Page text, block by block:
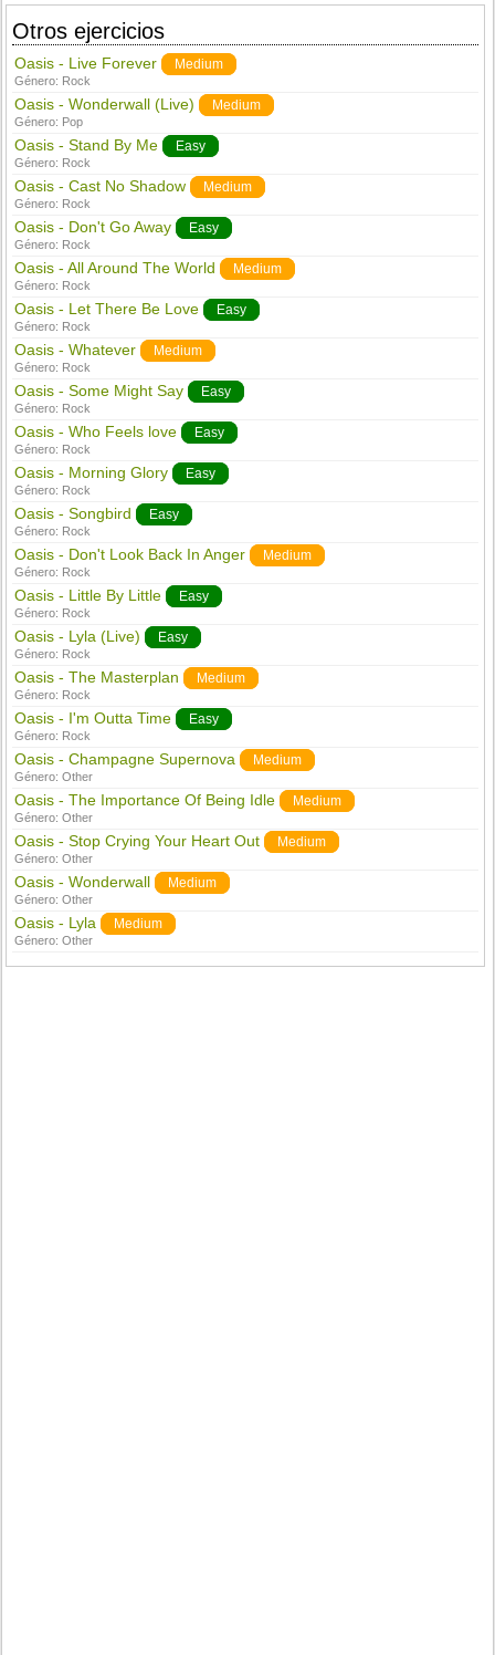
Otros ejercicios
Oasis - Live Forever Medium
Género: Rock
Oasis - Wonderwall (Live) Medium
Género: Pop
Oasis - Stand By Me Easy
Género: Rock
Oasis - Cast No Shadow Medium
Género: Rock
Oasis - Don't Go Away Easy
Género: Rock
Oasis - All Around The World Medium
Género: Rock
Oasis - Let There Be Love Easy
Género: Rock
Oasis - Whatever Medium
Género: Rock
Oasis - Some Might Say Easy
Género: Rock
Oasis - Who Feels love Easy
Género: Rock
Oasis - Morning Glory Easy
Género: Rock
Oasis - Songbird Easy
Género: Rock
Oasis - Don't Look Back In Anger Medium
Género: Rock
Oasis - Little By Little Easy
Género: Rock
Oasis - Lyla (Live) Easy
Género: Rock
Oasis - The Masterplan Medium
Género: Rock
Oasis - I'm Outta Time Easy
Género: Rock
Oasis - Champagne Supernova Medium
Género:Other
Oasis - The Importance Of Being Idle Medium
Género:Other
Oasis - Stop Crying Your Heart Out Medium
Género:Other
Oasis - Wonderwall Medium
Género:Other
Oasis - Lyla Medium
Género:Other